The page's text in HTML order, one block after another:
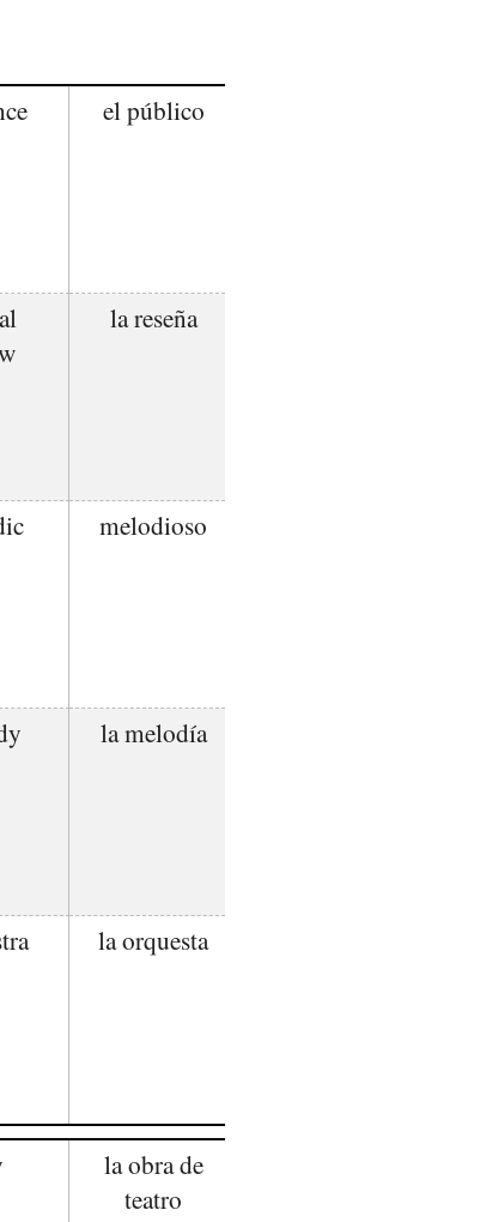
el público
la reseña
melodioso
la melodía
la orquesta
la obra de
teatro